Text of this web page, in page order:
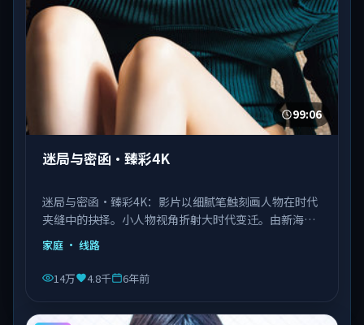
99:06
迷局与密函·臻彩4K
迷局与密函·臻彩4K：影片以细腻笔触刻画人物在时代
夹缝中的抉择。小人物视角折射大时代变迁。由新海诚
执导，刘德华、王景春、王凯等主演，泰国出品，类型
为家庭。
家庭 · 线路
14万 4.8千 6年前